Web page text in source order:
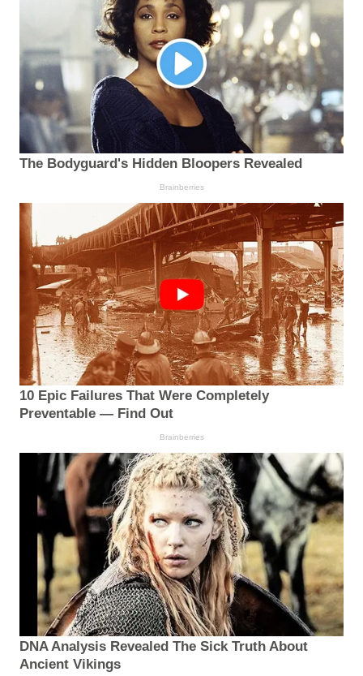
The Bodyguard's Hidden Bloopers Revealed
Brainberries
10 Epic Failures That Were Completely
Preventable — Find Out
Brainberries
DNA Analysis Revealed The Sick Truth About
Ancient Vikings